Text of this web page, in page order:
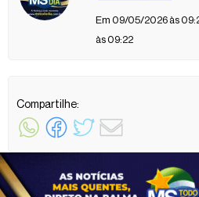
Em 09/05/2026 às
às 09:22
Compartilhe: